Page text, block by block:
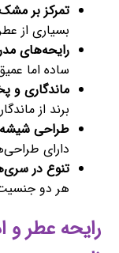
تمرکز بر
بسیاری از
رایحه‌های
ساده اما
ماندگاری
برند از
طراحی
دارای
تنوع در
هر دو جنسیت